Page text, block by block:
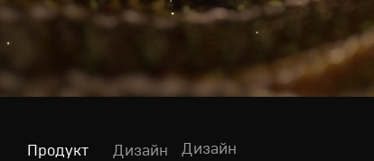
Продукт Дизайн
Дизайн